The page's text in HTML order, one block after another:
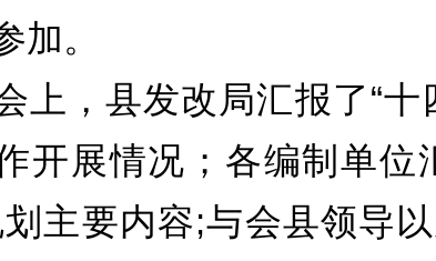
加。
，县发改局汇报了“十
开展情况；各编制单位
划主要内容;与会县领导